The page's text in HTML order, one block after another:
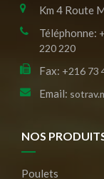
Km 4 Route
Téléphonne:
220 220
Fax: +216 73
Email:
NOS
Poulets